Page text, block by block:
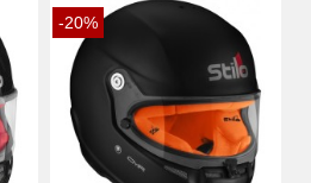
-20%